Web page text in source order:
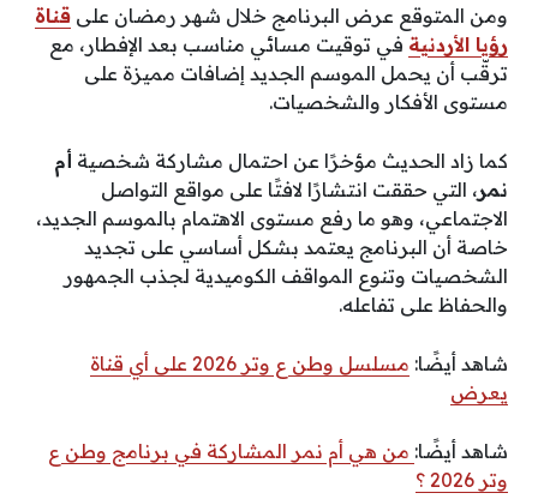
ومن المتوقع عرض البرنامج خلال شهر رمضان على قناة
رؤيا الأردنية في توقيت مسائي مناسب بعد الإفطار، مع
ترقّب أن يحمل الموسم الجديد إضافات مميزة على
مستوى الأفكار والشخصيات.
كما زاد الحديث مؤخرًا عن احتمال مشاركة شخصية أم
نمر، التي حققت انتشارًا لافتًا على مواقع التواصل
الاجتماعي، وهو ما رفع مستوى الاهتمام بالموسم الجديد،
خاصة أن البرنامج يعتمد بشكل أساسي على تجديد
الشخصيات وتنوع المواقف الكوميدية لجذب الجمهور
والحفاظ على تفاعله.
شاهد أيضًا:
مسلسل وطن ع وتر 2026 على أي قناة
يعرض
شاهد أيضًا: من هي أم نمر المشاركة في برنامج وطن ع
وتر 2026 ؟